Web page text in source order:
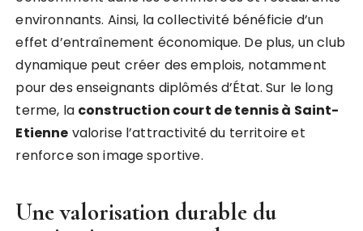
environnants. Ainsi, la collectivité bénéficie d’un
effet d’entraînement économique. De plus, un club
dynamique peut créer des emplois, notamment
pour des enseignants diplômés d’État. Sur le long
terme, la construction court de tennis à Saint-
Etienne valorise l’attractivité du territoire et
renforce son image sportive.
Une valorisation durable du